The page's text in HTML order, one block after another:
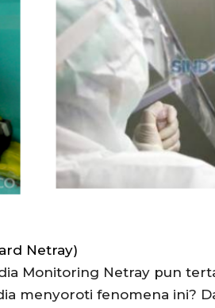
Netray)
Monitoring Netray pun
menyoroti fenomena ini?